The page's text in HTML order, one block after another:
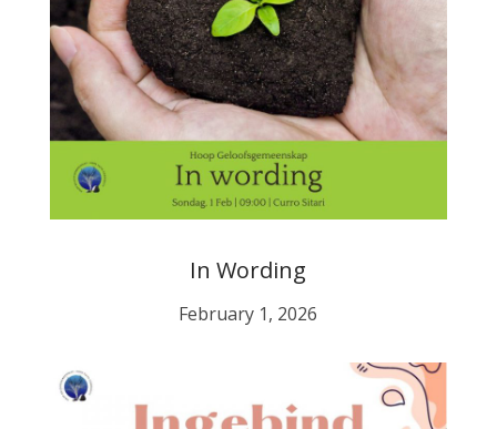
In Wording
February 1, 2026